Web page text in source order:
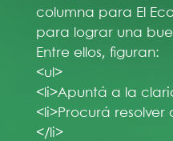
columna para El
para lograr una
Entre ellos, figuran:
<ul>
<li>Apuntá a la
<li>Procurá resolver
</li>